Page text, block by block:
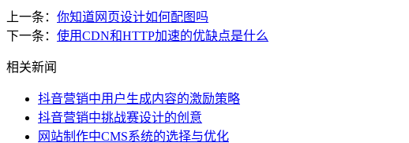
上一条： 你知道网页设计如何配图吗
下一条： 使用CDN和HTTP加速的优缺点是什么
相关新闻
抖音营销中用户生成内容的激励策略
抖音营销中挑战赛设计的创意
网站制作中CMS系统的选择与优化